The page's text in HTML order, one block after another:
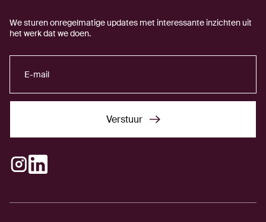
We sturen onregelmatige updates met interessante inzichten uit
het werk dat we doen.
Verstuur
Instagram
LinkedIn